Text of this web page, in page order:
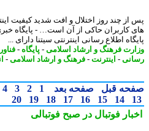
چند روز اختلال و افت شدید کیفیت
کاربران حاکی از آن است… - پایگاه خبری
اطلاع رسانی اینترنتی سیتنا دارای ...
فرهنگ و ارشاد اسلامی-پایگاه-فناوری
-اینترنت-فرهنگ و ارشاد اسلامی-
قبل صفحه بعد 1
2
3
4
5
14
15
16
17
18
19
20
فوتبال در صبح فوتبالی